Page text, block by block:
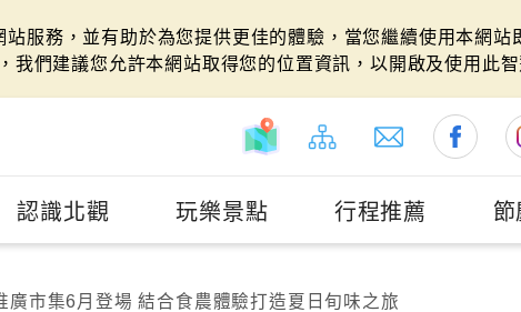
服務，並有助於為您提供更佳的體驗，當您繼續使用本網站
我們建議您允許本網站取得您的位置資訊，以開啟及使用此智
認識北觀 玩樂景點 行程推薦 節
廣市集6月登場 結合食農體驗打造夏日旬味之旅